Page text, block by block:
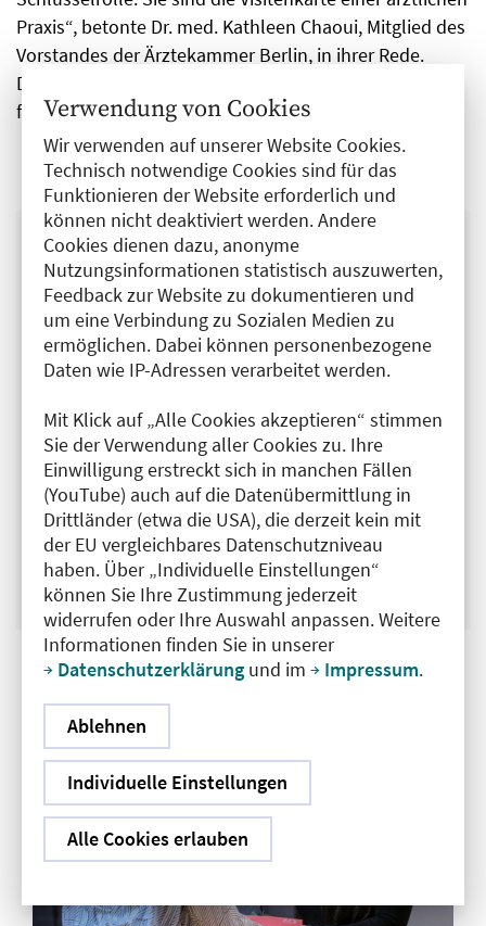
Verwendung von Cookies
Wir verwenden auf unserer Website Cookies.
Technisch notwendige Cookies sind für das
Funktionieren der Website erforderlich und
können nicht deaktiviert werden. Andere
Cookies dienen dazu, anonyme
Nutzungsinformationen statistisch auszuwerten,
Feedback zur Website zu dokumentieren und
um eine Verbindung zu Sozialen Medien zu
ermöglichen. Dabei können personenbezogene
Daten wie IP-Adressen verarbeitet werden.
Mit Klick auf „Alle Cookies akzeptieren“ stimmen
Sie der Verwendung aller Cookies zu. Ihre
Einwilligung erstreckt sich in manchen Fällen
(YouTube) auch auf die Datenübermittlung in
Drittländer (etwa die USA), die derzeit kein mit
der EU vergleichbares Datenschutzniveau
haben. Über „Individuelle Einstellungen“
können Sie Ihre Zustimmung jederzeit
widerrufen oder Ihre Auswahl anpassen. Weitere
Informationen finden Sie in unserer
Datenschutzerklärung und im Impressum.
Ablehnen
Individuelle Einstellungen
Alle Cookies erlauben
Praxis“, betonte Dr. med. Kathleen Chaoui, Mitglied des
Vorstandes der Ärztekammer Berlin, in ihrer Rede.
Danach sprach sie die Absolvent:innen offiziell als MFA
frei.
Im Gesundheitswesen,
liebe Absolventinnen und
Absolventen, läuft nichts
ohne Medizinische
Fachangestellte.
Dr. med. Kathleen Chaoui,
Mitglied des Vorstandes der Ärztekammer Berlin